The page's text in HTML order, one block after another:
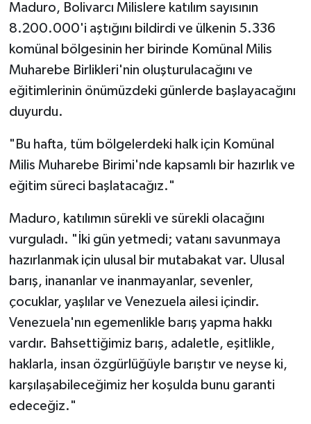
Maduro, Bolivarcı Milislere katılım sayısının
8.200.000'i aştığını bildirdi ve ülkenin 5.336
komünal bölgesinin her birinde Komünal Milis
Muharebe Birlikleri'nin oluşturulacağını ve
eğitimlerinin önümüzdeki günlerde başlayacağını
duyurdu.
"Bu hafta, tüm bölgelerdeki halk için Komünal
Milis Muharebe Birimi'nde kapsamlı bir hazırlık ve
eğitim süreci başlatacağız."
Maduro, katılımın sürekli ve sürekli olacağını
vurguladı. "İki gün yetmedi; vatanı savunmaya
hazırlanmak için ulusal bir mutabakat var. Ulusal
barış, inananlar ve inanmayanlar, sevenler,
çocuklar, yaşlılar ve Venezuela ailesi içindir.
Venezuela'nın egemenlikle barış yapma hakkı
vardır. Bahsettiğimiz barış, adaletle, eşitlikle,
haklarla, insan özgürlüğüyle barıştır ve neyse ki,
karşılaşabileceğimiz her koşulda bunu garanti
edeceğiz."